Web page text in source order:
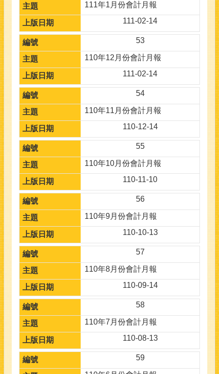
111年1月份會計月報
111-02-14
53
110年12月份會計月報
111-02-14
54
110年11月份會計月報
110-12-14
55
110年10月份會計月報
110-11-10
56
110年9月份會計月報
110-10-13
57
110年8月份會計月報
110-09-14
58
110年7月份會計月報
110-08-13
59